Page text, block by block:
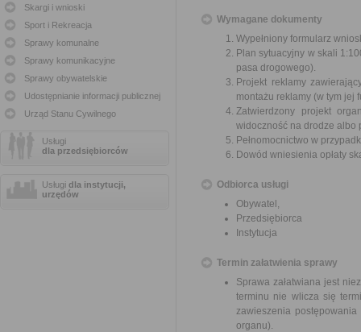
Skargi i wnioski
Sport i Rekreacja
Sprawy komunalne
Sprawy komunikacyjne
Sprawy obywatelskie
Udostępnianie informacji publicznej
Urząd Stanu Cywilnego
Usługi
dla przedsiębiorców
Usługi dla instytucji,
urzędów
Wymagane dokumenty
Wypełniony formularz
Plan sytuacyjny w skali
pasa drogowego).
Projekt reklamy
montażu reklamy (w tym jej
Zatwierdzony projekt
widoczność na drodze albo
Pełnomocnictwo w
Dowód wniesienia opłaty
Odbiorca usługi
Obywatel,
Przedsiębiorca
Instytucja
Termin załatwienia sprawy
Sprawa załatwiana jest
terminu nie wlicza się
zawieszenia
organu).